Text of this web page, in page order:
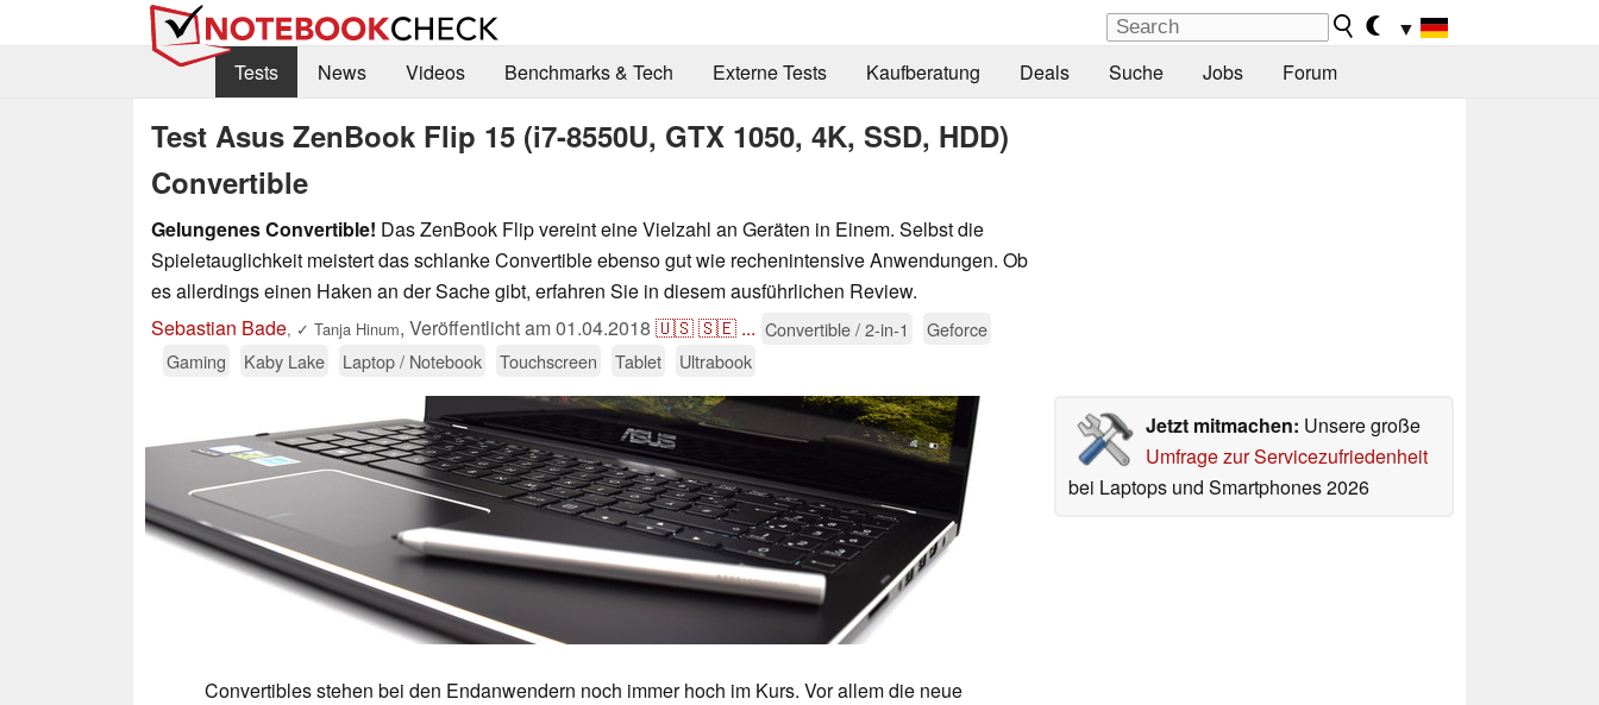
▼
Tests
News Videos Benchmarks & Tech Externe Tests Kaufberatung Deals Suche Jobs Forum
Test Asus ZenBook Flip 15 (i7-8550U, GTX 1050, 4K, SSD, HDD)
Convertible
Gelungenes Convertible! Das ZenBook Flip vereint eine Vielzahl an Geräten in Einem. Selbst die
Spieletauglichkeit meistert das schlanke Convertible ebenso gut wie rechenintensive Anwendungen. Ob
es allerdings einen Haken an der Sache gibt, erfahren Sie in diesem ausführlichen Review.
Sebastian Bade, ✓ Tanja Hinum, Veröffentlicht am01.04.2018 🇺🇸🇸🇪 ... Convertible / 2-in-1
Geforce
Gaming
Kaby Lake Laptop / Notebook Touchscreen Tablet Ultrabook
Jetzt mitmachen: Unsere große
Umfrage zur Servicezufriedenheit
bei Laptops und Smartphones 2026
Convertibles stehen bei den Endanwendern noch immer hoch im Kurs. Vor allem die neue